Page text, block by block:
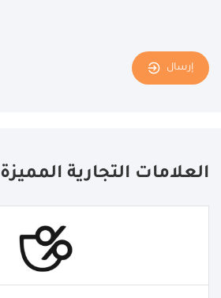
إرسال
العلامات التجارية المميزة